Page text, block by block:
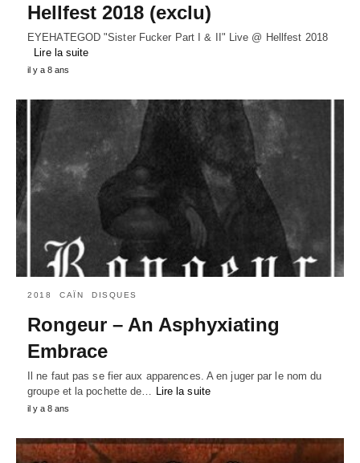
Hellfest 2018 (exclu)
EYEHATEGOD "Sister Fucker Part I & II" Live @ Hellfest 2018
Lire la suite
il y a 8 ans
2018 CAÏN DISQUES
Rongeur – An Asphyxiating
Embrace
Il ne faut pas se fier aux apparences. A en juger par le nom du
groupe et la pochette de… Lire la suite
il y a 8 ans